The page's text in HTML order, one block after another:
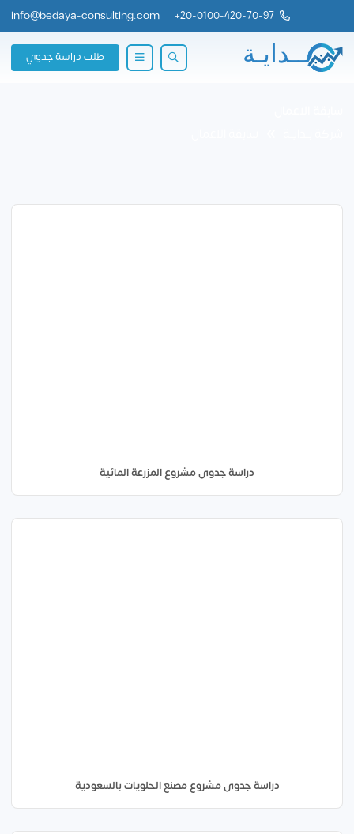
20-0100-420-70-97
+
info@bedaya-consulting.com
طلب دراسة جدوي
دراسة جدوى مشروع المزرعة المائية
دراسة جدوى مشروع مصنع الحلويات بالسعودية